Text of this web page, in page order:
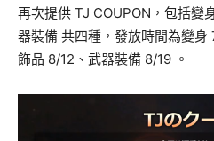
再次提供 TJ COUPON，包括變
器裝備 共四種，發放時間為變
飾品 8/12、武器裝備 8/19 。